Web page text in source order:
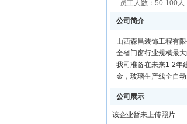
员工人数：50-100人
公司简介
山西森昌装饰工程有
全省门窗行业规模最
我司准备在未来1-2年
金，玻璃生产线全自
公司展示
该企业暂未上传照片